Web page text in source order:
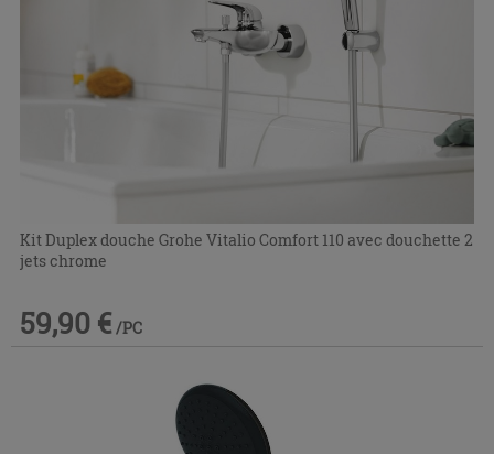
Kit Duplex douche Grohe Vitalio Comfort 110 avec douchette 2
jets chrome
59,90 € /PC